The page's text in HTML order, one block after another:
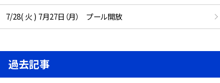
7/28( 火 ) 7月27日（月） プール開放
過去記事